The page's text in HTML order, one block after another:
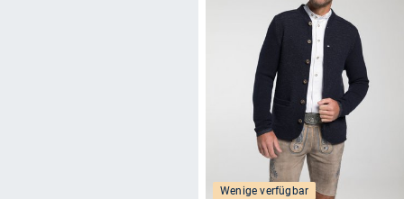
Wenige verfügbar